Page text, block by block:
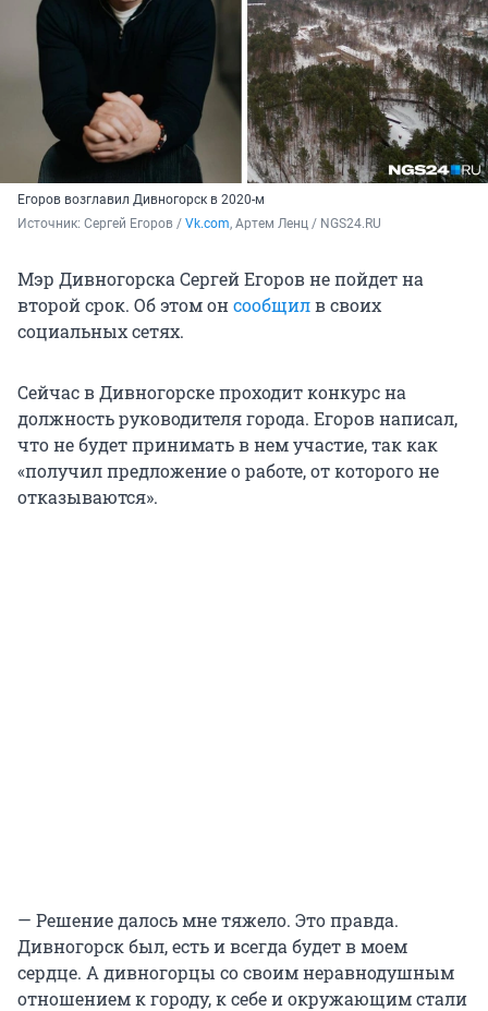
Егоров возглавил Дивногорск в 2020-м
Источник: Сергей Егоров / Vk.com, Артем Ленц / NGS24.RU
Мэр Дивногорска Сергей Егоров не пойдет на
второй срок. Об этом онсообщилв своих
социальных сетях.
Сейчас в Дивногорске проходит конкурс на
должность руководителя города. Егоров написал,
что не будет принимать в нем участие, так как
«получил предложение о работе, от которого не
отказываются».
— Решение далось мне тяжело. Это правда.
Дивногорск был, есть и всегда будет в моем
сердце. А дивногорцы со своим неравнодушным
отношением к городу, к себе и окружающим стали